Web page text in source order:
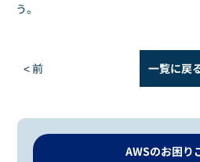
う。
< 前 一覧に戻
AWSのお困り